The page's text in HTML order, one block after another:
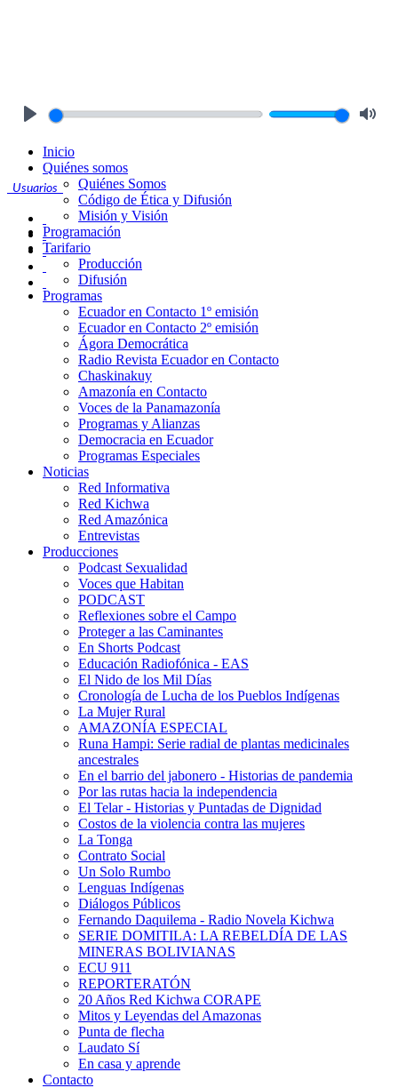
Usuarios
Inicio
Quiénes somos
Quiénes Somos
Código de Ética y Difusión
Misión y Visión
Programación
Tarifario
Producción
Difusión
Programas
Ecuador en Contacto 1º emisión
Ecuador en Contacto 2º emisión
Ágora Democrática
Radio Revista Ecuador en Contacto
Chaskinakuy
Amazonía en Contacto
Voces de la Panamazonía
Programas y Alianzas
Democracia en Ecuador
Programas Especiales
Noticias
Red Informativa
Red Kichwa
Red Amazónica
Entrevistas
Producciones
Podcast Sexualidad
Voces que Habitan
PODCAST
Reflexiones sobre el Campo
Proteger a las Caminantes
En Shorts Podcast
Educación Radiofónica - EAS
El Nido de los Mil Días
Cronología de Lucha de los Pueblos Indígenas
La Mujer Rural
AMAZONÍA ESPECIAL
Runa Hampi: Serie radial de plantas medicinales
ancestrales
En el barrio del jabonero - Historias de pandemia
Por las rutas hacia la independencia
El Telar - Historias y Puntadas de Dignidad
Costos de la violencia contra las mujeres
La Tonga
Contrato Social
Un Solo Rumbo
Lenguas Indígenas
Diálogos Públicos
Fernando Daquilema - Radio Novela Kichwa
SERIE DOMITILA: LA REBELDÍA DE LAS
MINERAS BOLIVIANAS
ECU 911
REPORTERATÓN
20 Años Red Kichwa CORAPE
Mitos y Leyendas del Amazonas
Punta de flecha
Laudato Sí
En casa y aprende
Contacto